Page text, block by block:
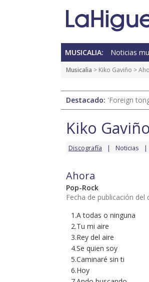
MUSICALIA: Noticias
Musicalia > Kiko Gaviño >
Destacado: 'Foreign
Kiko Gaviño
Discografía Noticias
Ahora
Pop-Rock
Fecha de publicación del
1.A todas o ninguna
2.Tu mi aire
3.Rey del aire
4.Se quien soy
5.Caminaré sin ti
6.Hoy